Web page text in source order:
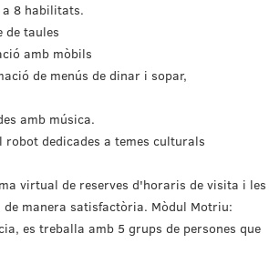
8 habilitats.
de taules
amb mòbils
de menús de dinar i sopar,
amb música.
dedicades a temes culturals
virtual de reserves d'horaris de visita i les
manera satisfactòria. Mòdul Motriu:
es treballa amb 5 grups de persones que